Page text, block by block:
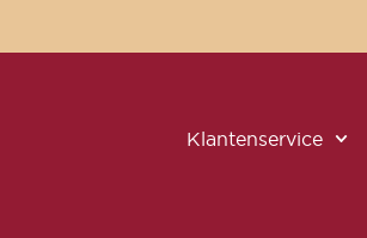
Klantenservice